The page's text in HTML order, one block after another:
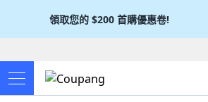
領取您的 $200 首購優惠卷!